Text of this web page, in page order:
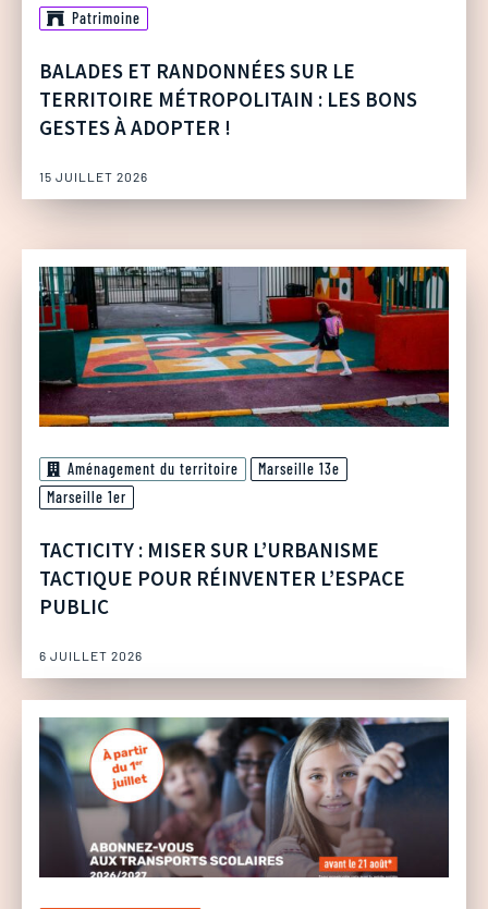
Patrimoine
BALADES ET RANDONNÉES SUR LE
TERRITOIRE MÉTROPOLITAIN : LES BONS
GESTES À ADOPTER !
15 JUILLET 2026
Aménagement du territoire
Marseille 13e
Marseille 1er
TACTICITY : MISER SUR L’URBANISME
TACTIQUE POUR RÉINVENTER L’ESPACE
PUBLIC
6 JUILLET 2026